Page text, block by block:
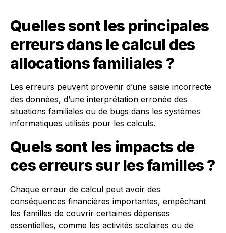
Quelles sont les principales
erreurs dans le calcul des
allocations familiales ?
Les erreurs peuvent provenir d’une saisie incorrecte
des données, d’une interprétation erronée des
situations familiales ou de bugs dans les systèmes
informatiques utilisés pour les calculs.
Quels sont les impacts de
ces erreurs sur les familles ?
Chaque erreur de calcul peut avoir des
conséquences financières importantes, empêchant
les familles de couvrir certaines dépenses
essentielles, comme les activités scolaires ou de